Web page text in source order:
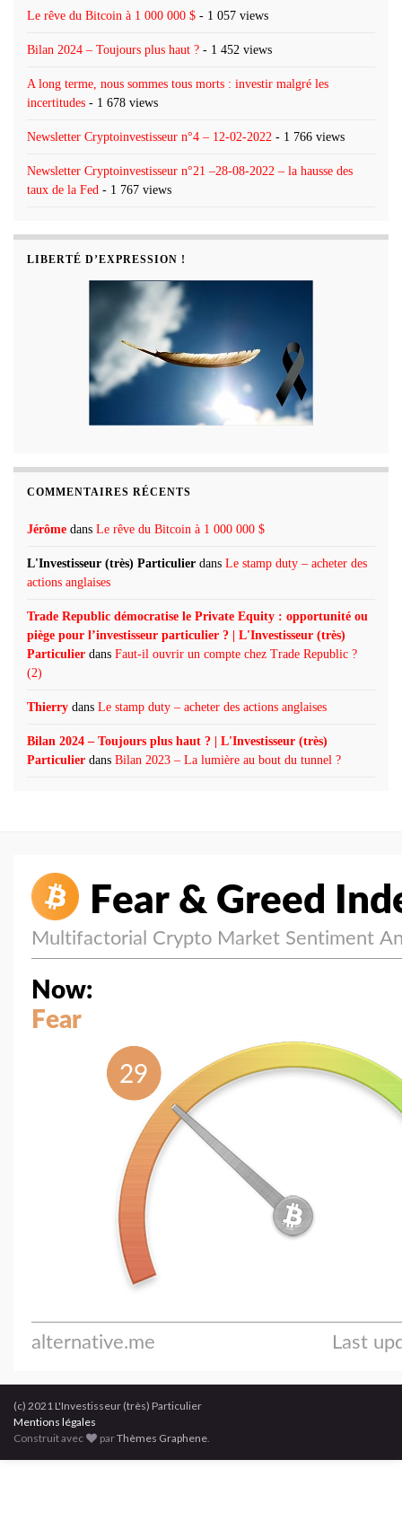
Le rêve du Bitcoin à 1 000 000 $ - 1 057 views
Bilan 2024 – Toujours plus haut ? - 1 452 views
A long terme, nous sommes tous morts : investir malgré les
incertitudes - 1 678 views
Newsletter Cryptoinvestisseur n°4 – 12-02-2022 - 1 766 views
Newsletter Cryptoinvestisseur n°21 –28-08-2022 – la hausse des
taux de la Fed - 1 767 views
LIBERTÉ D’EXPRESSION !
COMMENTAIRES RÉCENTS
Jérôme dans Le rêve du Bitcoin à 1 000 000 $
L'Investisseur (très) Particulier dans Le stamp duty – acheter des
actions anglaises
Trade Republic démocratise le Private Equity : opportunité ou
piège pour l’investisseur particulier ? | L'Investisseur (très)
Particulier dans Faut-il ouvrir un compte chez Trade Republic ?
(2)
Thierry dans Le stamp duty – acheter des actions anglaises
Bilan 2024 – Toujours plus haut ? | L'Investisseur (très)
Particulier dans Bilan 2023 – La lumière au bout du tunnel ?
(c) 2021 L'Investisseur (très) Particulier
Mentions légales
Construit avec
parThèmes Graphene